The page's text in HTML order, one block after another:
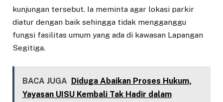
kunjungan tersebut. Ia meminta agar lokasi parkir
diatur dengan baik sehingga tidak mengganggu
fungsi fasilitas umum yang ada di kawasan Lapangan
Segitiga.
BACA JUGA Diduga Abaikan Proses Hukum,
Yayasan UISU Kembali Tak Hadir dalam